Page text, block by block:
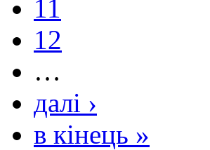
11
12
…
далі ›
в кінець »